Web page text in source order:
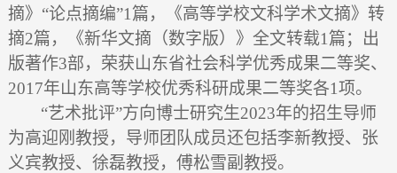
摘》“论点摘编”1 篇，《高等学校文科学术文摘》转
摘2篇，《新华文摘（数字版）》全文转载1 篇；出
版著作3部，荣获山东省社会科学优秀成果二等奖、
2017年山东高等学校优秀科研成果二等奖各1项。
“艺术批评”方向博士研究生2023年的招生导师
为高迎刚教授，导师团队成员还包括李新教授、张
义宾教授、徐磊教授，傅松雪副教授。